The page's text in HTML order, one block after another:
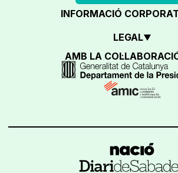
INFORMACIÓ
LEGAL
AMB LA